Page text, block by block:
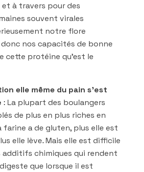
à travers pour des
souvent virales
notre flore
nos capacités de bonne
cette protéine qu’est le
elle même du pain s’est
: La plupart des boulangers
de plus en plus riches en
farine a de gluten, plus elle est
elle lève. Mais elle est difficile
additifs chimiques qui rendent
que lorsque il est